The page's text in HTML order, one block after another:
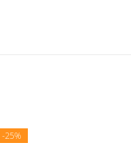
-25%